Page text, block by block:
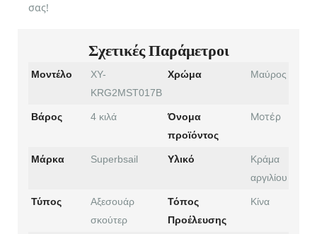
σας!
Σχετικές Παράμετροι
Μοντέλο
XY-
KRG2MST017B
Χρώμα Μαύρος
Βάρος 4 κιλά
Όνομα
προϊόντος
Μοτέρ
Μάρκα Superbsail Υλικό
Κράμα
αργιλίου
Τύπος
Αξεσουάρ
σκούτερ
Τόπος
Προέλευσης
Κίνα